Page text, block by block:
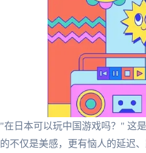
"在日本可以玩中国游戏吗？" 这
的不仅是美感，更有恼人的延迟